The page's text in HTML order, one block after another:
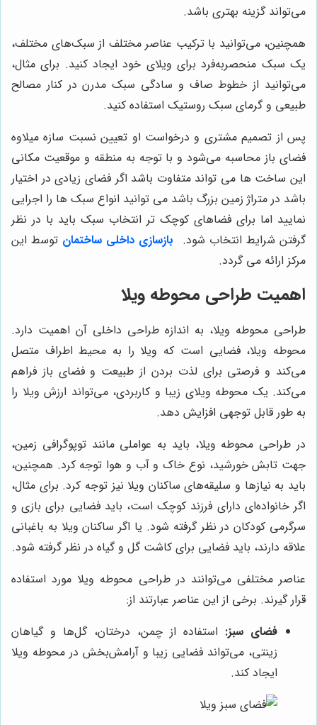
می‌تواند گزینه بهتری باشد.
همچنین، می‌توانید با ترکیب عناصر مختلف از سبک‌های مختلف،
یک سبک منحصربه‌فرد برای ویلای خود ایجاد کنید. برای مثال،
می‌توانید از خطوط صاف و سادگی سبک مدرن در کنار مصالح
طبیعی و گرمای سبک روستیک استفاده کنید.
پس از تصمیم مشتری و درخواست او تعیین نسبت سازه میلاوه
فضای باز محاسبه می‌شود و با توجه به منطقه و موقعیت مکانی
این ساخت ها می تواند متفاوت باشد اگر فضای زیادی در اختیار
باشد در متراژ زمین بزرگ باشد می توانید انواع سبک ها را اجرایی
نمایید اما برای فضاهای کوچک تر انتخاب سبک باید با در نظر
گرفتن شرایط انتخاب شود. بازسازی داخلی ساختمان توسط این
مرکز ارائه می گردد.
اهمیت طراحی محوطه ویلا
طراحی محوطه ویلا، به اندازه طراحی داخلی آن اهمیت دارد.
محوطه ویلا، فضایی است که ویلا را به محیط اطراف متصل
می‌کند و فرصتی برای لذت بردن از طبیعت و فضای باز فراهم
می‌کند. یک محوطه ویلای زیبا و کاربردی، می‌تواند ارزش ویلا را
به طور قابل توجهی افزایش دهد.
در طراحی محوطه ویلا، باید به عواملی مانند توپوگرافی زمین،
جهت تابش خورشید، نوع خاک و آب و هوا توجه کرد. همچنین،
باید به نیازها و سلیقه‌های ساکنان ویلا نیز توجه کرد. برای مثال،
اگر خانواده‌ای دارای فرزند کوچک است، باید فضایی برای بازی و
سرگرمی کودکان در نظر گرفته شود. یا اگر ساکنان ویلا به باغبانی
علاقه دارند، باید فضایی برای کاشت گل و گیاه در نظر گرفته شود.
عناصر مختلفی می‌توانند در طراحی محوطه ویلا مورد استفاده
قرار گیرند. برخی از این عناصر عبارتند از:
فضای سبز: استفاده از چمن، درختان، گل‌ها و گیاهان
زینتی، می‌تواند فضایی زیبا و آرامش‌بخش در محوطه ویلا
ایجاد کند.